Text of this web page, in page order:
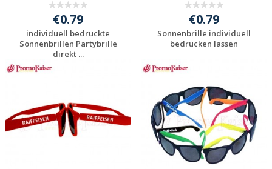
€0.79
individuell bedruckte
Sonnenbrillen Partybrille
direkt ...
Individuelle
€0.79
Sonnenbrille individuell
bedrucken lassen
Individuelle
Werbeartikel
anfragen